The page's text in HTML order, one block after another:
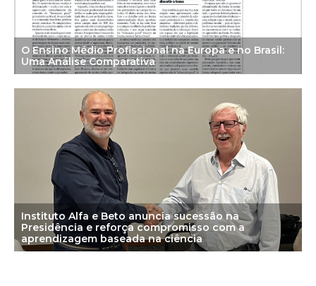
O Ensino Médio Profissional na Europa e no Brasil:
Uma Análise Comparativa
Instituto Alfa e Beto anuncia sucessão na
Presidência e reforça compromisso com a
aprendizagem baseada na ciência